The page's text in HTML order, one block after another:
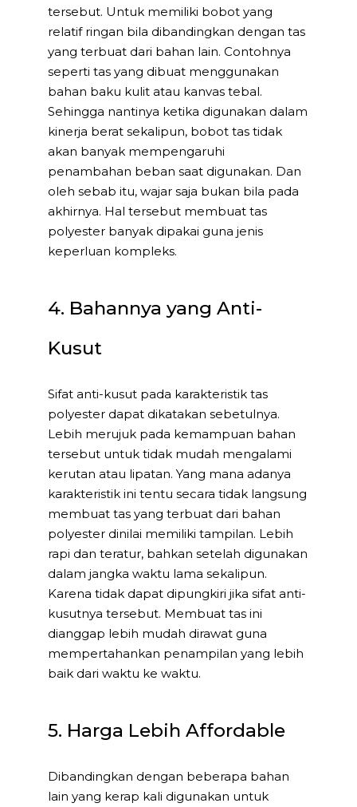
tersebut. Untuk memiliki bobot yang
relatif ringan bila dibandingkan dengan tas
yang terbuat dari bahan lain. Contohnya
seperti tas yang dibuat menggunakan
bahan baku kulit atau kanvas tebal.
Sehingga nantinya ketika digunakan dalam
kinerja berat sekalipun, bobot tas tidak
akan banyak mempengaruhi
penambahan beban saat digunakan. Dan
oleh sebab itu, wajar saja bukan bila pada
akhirnya. Hal tersebut membuat tas
polyester banyak dipakai guna jenis
keperluan kompleks.
4. Bahannya yang Anti-
Kusut
Sifat anti-kusut pada karakteristik tas
polyester dapat dikatakan sebetulnya.
Lebih merujuk pada kemampuan bahan
tersebut untuk tidak mudah mengalami
kerutan atau lipatan. Yang mana adanya
karakteristik ini tentu secara tidak langsung
membuat tas yang terbuat dari bahan
polyester dinilai memiliki tampilan. Lebih
rapi dan teratur, bahkan setelah digunakan
dalam jangka waktu lama sekalipun.
Karena tidak dapat dipungkiri jika sifat anti-
kusutnya tersebut. Membuat tas ini
dianggap lebih mudah dirawat guna
mempertahankan penampilan yang lebih
baik dari waktu ke waktu.
5. Harga Lebih Affordable
Dibandingkan dengan beberapa bahan
lain yang kerap kali digunakan untuk